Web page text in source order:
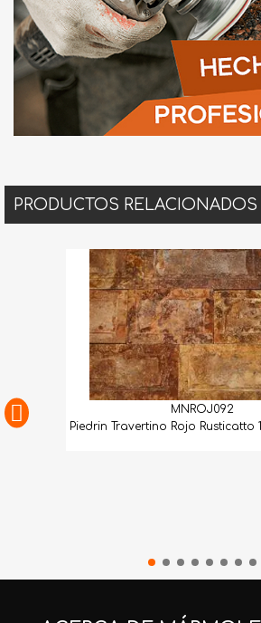
PRODUCTOS RELACIONADOS
MNROJ092
Piedrin Travertino Rojo Rusticatto